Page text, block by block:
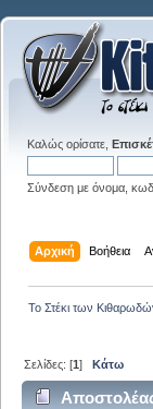
Καλώς ορίσατε,
Σύνδεση με όνομα,
Αρχική Βοήθεια
Το Στέκι των
Σελίδες: [1]Κάτω